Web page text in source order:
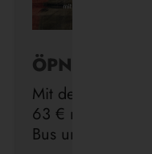
ÖPNV ist,
Mit dem
63 € monatlich
Bus und Bahn